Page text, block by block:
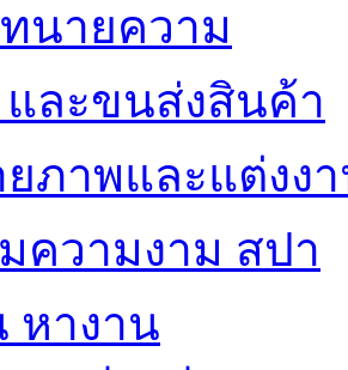
นายความ
ละขนส่งสินค้า
ภาพและแต่งง
ความงาม สปา
หางาน